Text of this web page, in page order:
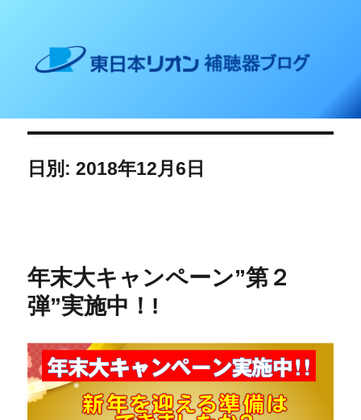
東日本リオン 補聴器ブログ
日別: 2018年12月6日
年末大キャンペーン”第２
弾”実施中！!